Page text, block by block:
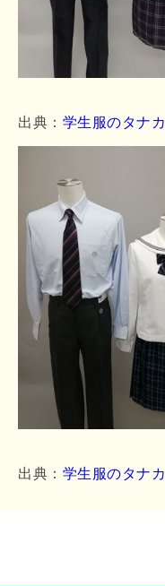
出典： 学生服のタナカ
出典： 学生服のタナカ